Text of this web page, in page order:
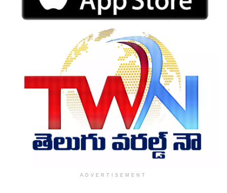
ADVERTISEMENT